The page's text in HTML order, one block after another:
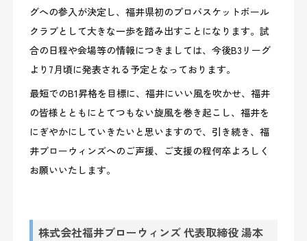
グへの参入が決定し、福井県初のプロバスケットボール
クラブとして大きな一歩を踏み出すことになります。試
合の日程や会場等の情報につきましては、今後B3 リーグ
より7月頃に発表される予定となっております。
最短でのB1昇格を目標に、福井にいい風を吹かせ、福井
の皆様とともにとてつもない旋風を巻き起こし、福井を
にぎやかにしていきたいと思いますので、引き続き、福
井ブローウィンズへのご声援、ご支援の程何卒よろしく
お願いいたします。
株式会社福井ブローウィンズ 代表取締役 湯本